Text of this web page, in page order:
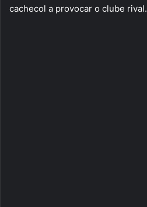
cachecol a provocar o clube rival.